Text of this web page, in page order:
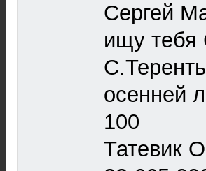
Сергей
ищу тебя
осенней
100
Татевик